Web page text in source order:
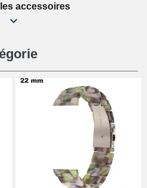
Montre Débutant
Numérique
(pince trou)
accessoires